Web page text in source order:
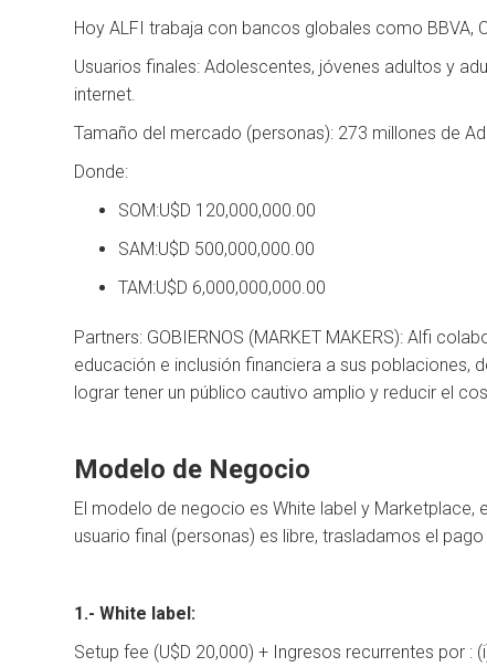
Hoy ALFI trabaja con bancos globales como BBVA,
Usuarios finales: Adolescentes, jóvenes adultos y
internet.
Tamaño del mercado (personas): 273 millones de
Donde:
SOM:U$D 120,000,000.00
SAM:U$D 500,000,000.00
TAM:U$D 6,000,000,000.00
Partners: GOBIERNOS (MARKET MAKERS): Alfi
educación e inclusión financiera a sus poblaciones,
lograr tener un público cautivo amplio y reducir el
Modelo de Negocio
El modelo de negocio es White label y Marketplace,
usuario final (personas) es libre, trasladamos el
1.- White label:
Setup fee (U$D 20,000) + Ingresos recurrentes por :